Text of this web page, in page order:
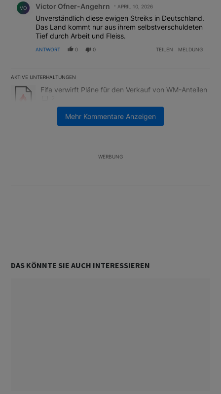
Mehr Kommentare Anzeigen
VO Victor Ofner-Angehrn APRIL 10, 2026
Unverständlich diese ewigen Streiks in Deutschland.
Das Land kommt nur aus ihrem selbstverschuldeten
Tief durch Arbeit und Fleiss.
ANTWORT 0 0 TEILEN MELDUNG
AKTIVE UNTERHALTUNGEN
Das Folgende ist eine Liste der am meisten kommentierten
Ein Trendartikel mit dem Titel "Fifa verwirft Pläne für den
Fifa verwirft Pläne für den Verkauf von WM-Anteilen
Ein Trendartikel mit dem Titel "Tanken in der Schweiz: Die
Tanken in der Schweiz: Die besten Tipps gegen
WERBUNG
DAS KÖNNTE SIE AUCH INTERESSIEREN